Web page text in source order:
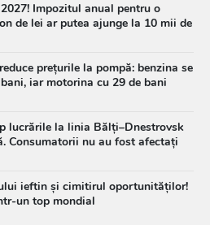
Impozitul anual pentru o
de lei ar putea ajunge la 10 mii de
prețurile la pompă: benzina se
iar motorina cu 29 de bani
lucrările la linia Bălți–Dnestrovsk
Consumatorii nu au fost afectați
ieftin și cimitirul oportunităților!
un top mondial